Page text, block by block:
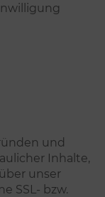
und
Inhalte,
unser
SSL- bzw.